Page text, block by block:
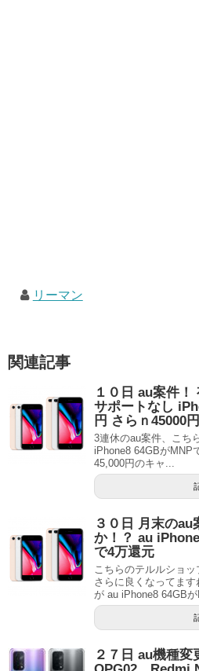
リーマン
関連記事
１０日 au案件！
サポートなし
円 さらｎ45000
3連休のau案件、こち
iPhone8 64GBがMNP
45,000円のキャ...
３０日 月末の
か！？ au
で4万還元
こちらのテルルショ
さらに良くなってま
が au iPhone8 64GB
２７日 au機種変